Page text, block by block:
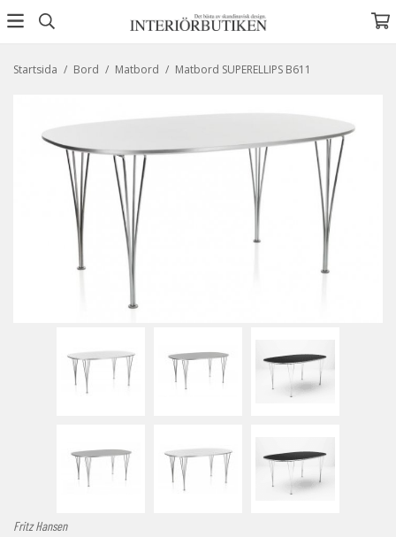
Startsida / Bord / Matbord / Matbord SUPERELLIPS B611
Fritz Hansen